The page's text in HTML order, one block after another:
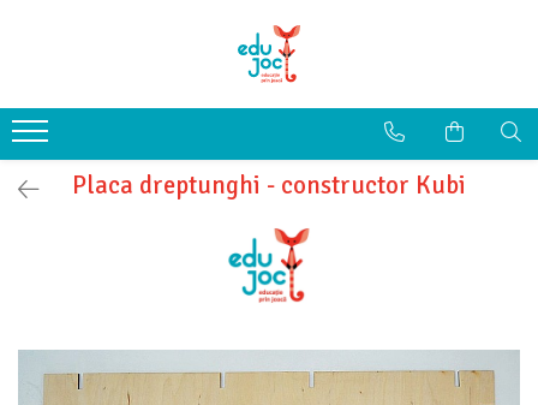
1-2 ani
3-4 ani
5-7 ani
Placa dreptunghi - constructor Kubi